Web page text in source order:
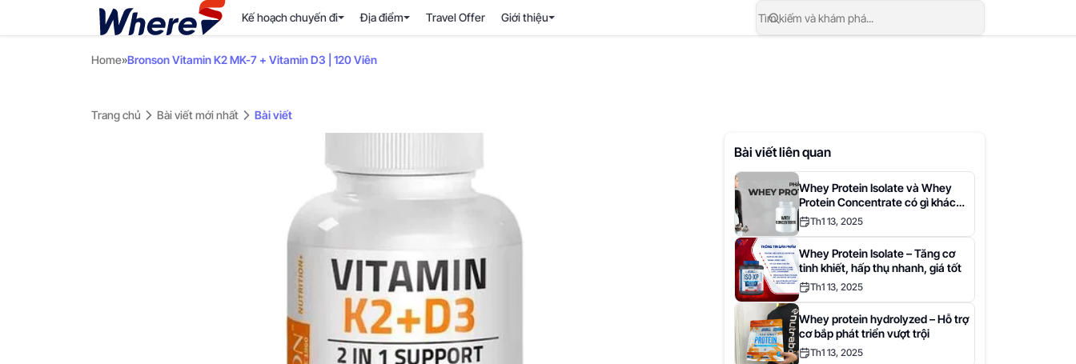
Kế hoạch chuyến đi Địa điểm Travel Offer Giới thiệu
Home»Bronson Vitamin K2 MK-7 + Vitamin D3 | 120 Viên
Trang chủ Bài viết mới nhất Bài viết
Bài viết liên quan
Whey Protein Isolate và Whey
Protein Concentrate có gì khác
biệt?Th1 13, 2025
Whey Protein Isolate – Tăng cơ
tinh khiết, hấp thụ nhanh, giá tốt
Th1 13, 2025
Whey protein hydrolyzed – Hỗ trợ
cơ bắp phát triển vượt trội
Th1 13, 2025